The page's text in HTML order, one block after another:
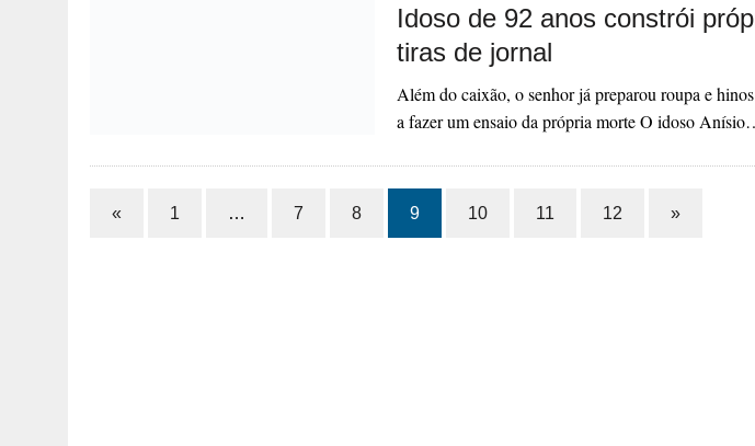
Idoso de 92 anos constrói
tiras de jornal
Além do caixão, o senhor já preparou roupa e
a fazer um ensaio da própria morte O idoso
« 1 … 7 8 9 10 11 12 »